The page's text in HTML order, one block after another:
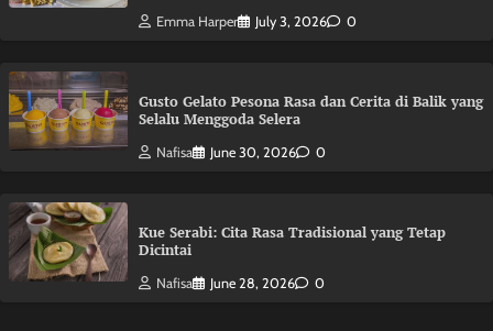
Emma Harper July 3, 2026 0
Gusto Gelato Pesona Rasa dan Cerita di Balik yang
Selalu Menggoda Selera
Nafisa June 30, 2026 0
Kue Serabi: Cita Rasa Tradisional yang Tetap
Dicintai
Nafisa June 28, 2026 0